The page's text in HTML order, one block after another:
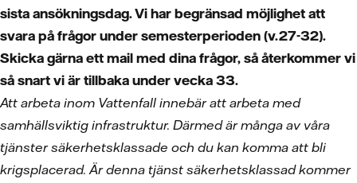
sista ansökningsdag. Vi har begränsad möjlighet att
svara på frågor under semesterperioden (v.27-32).
Skicka gärna ett mail med dina frågor, så återkommer vi
så snart vi är tillbaka under vecka 33.
Att arbeta inom Vattenfall innebär att arbeta med
samhällsviktig infrastruktur. Därmed är många av våra
tjänster säkerhetsklassade och du kan komma att bli
krigsplacerad. Är denna tjänst säkerhetsklassad kommer